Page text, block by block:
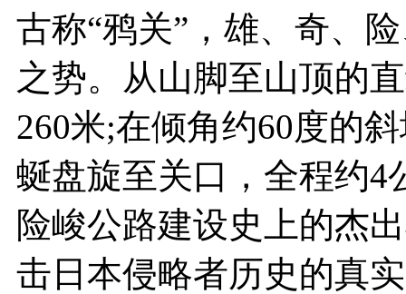
古称“鸦关”，雄、奇、
之势。从山脚至山顶的
260米;在倾角约60度的
蜒盘旋至关口，全程约4
险峻公路建设史上的杰
击日本侵略者历史的真